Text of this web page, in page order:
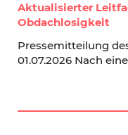
Aktualisierter
Obdachlosigkeit
Pressemitteilung
01.07.2026 Nach